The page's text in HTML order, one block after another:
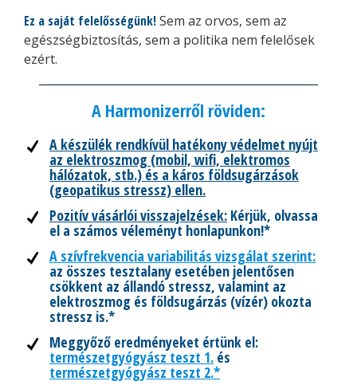
Ez a saját felelősségünk!Sem az orvos, sem az
egészségbiztosítás, sem a politika nem felelősek
ezért.
A Harmonizerről röviden:
A készülék rendkívül hatékony védelmet nyújt
az elektroszmog (mobil, wifi, elektromos
hálózatok, stb.) és a káros földsugárzások
(geopatikus stressz) ellen.
Pozitív vásárlói visszajelzések: Kérjük, olvassa
el a számos véleményt honlapunkon!*
A szívfrekvencia variabilitás vizsgálat szerint:
az összes tesztalany esetében jelentősen
csökkent az állandó stressz, valamint az
elektroszmog és földsugárzás (vízér) okozta
stressz is.*
Meggyőző eredményeket értünk el:
természetgyógyász teszt 1. és
természetgyógyász teszt 2.*